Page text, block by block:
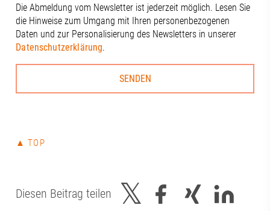
Die Abmeldung vom Newsletter ist jederzeit möglich. Lesen Sie
die Hinweise zum Umgang mit Ihren personenbezogenen
Daten und zur Personalisierung des Newsletters in unserer
Datenschutzerklärung.
▲ TOP
Diesen Beitrag teilen